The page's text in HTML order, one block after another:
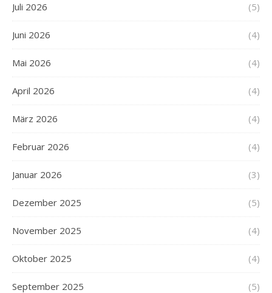
Juli 2026 (5)
Juni 2026 (4)
Mai 2026 (4)
April 2026 (4)
März 2026 (4)
Februar 2026 (4)
Januar 2026 (3)
Dezember 2025 (5)
November 2025 (4)
Oktober 2025 (4)
September 2025 (5)